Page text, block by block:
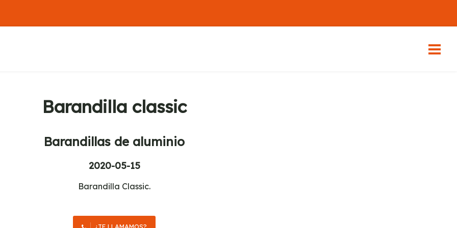
Barandilla classic
Barandillas de aluminio
2020-05-15
Barandilla Classic.